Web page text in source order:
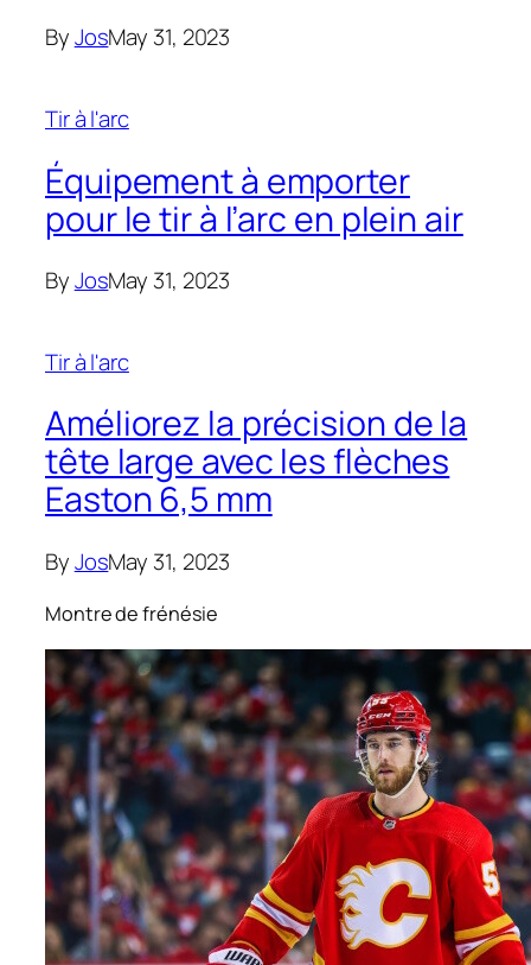
ByJosMay 31, 2023
Tir à l'arc
Équipement à emporter
pour le tir à l’arc en plein air
ByJosMay 31, 2023
Tir à l'arc
Améliorez la précision de la
tête large avec les flèches
Easton 6,5 mm
ByJosMay 31, 2023
Montre de frénésie